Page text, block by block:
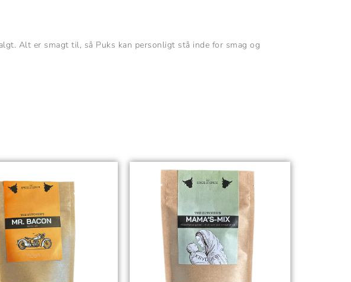
Alt er smagt til, så Puks kan personligt stå inde for smag og